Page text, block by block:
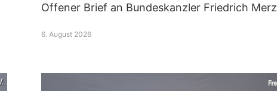
Offener Brief an Bundeskanzler Friedrich Merz
6. August 2026